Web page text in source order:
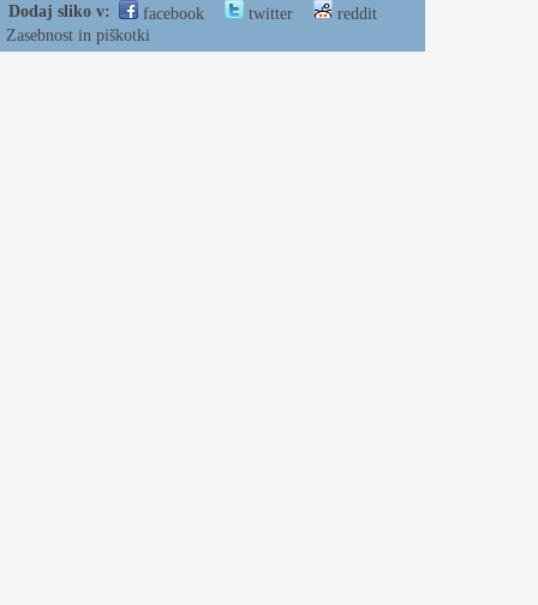
Dodaj sliko v:
facebook twitter
reddit
Zasebnost in piškotki